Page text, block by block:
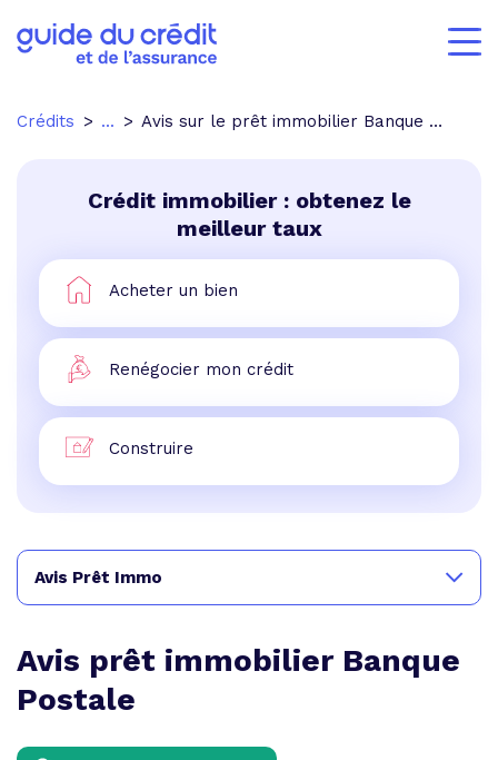
Crédits ... Avis sur le prêt immobilier Banque Postale
Crédit immobilier : obtenez le
meilleur taux
Acheter un bien
Renégocier mon crédit
Construire
Avis prêt immobilier Banque
Postale
Avis Prêt Immo